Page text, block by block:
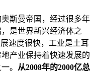
斯曼帝国，经过很多年
是世界新兴经济体之
速度很快，工业是土耳
产业保持着快速发展的
。 从2008年的2000亿总